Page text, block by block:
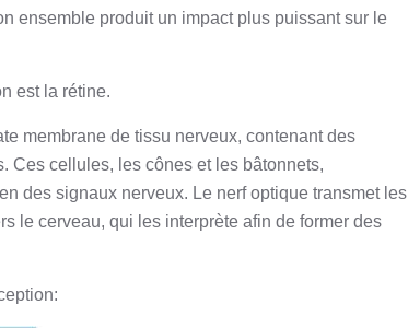
ensemble produit un impact plus puissant sur le
est la rétine.
membrane de tissu nerveux, contenant des
Ces cellules, les cônes et les bâtonnets,
des signaux nerveux. Le nerf optique transmet les
le cerveau, qui les interprète afin de former des